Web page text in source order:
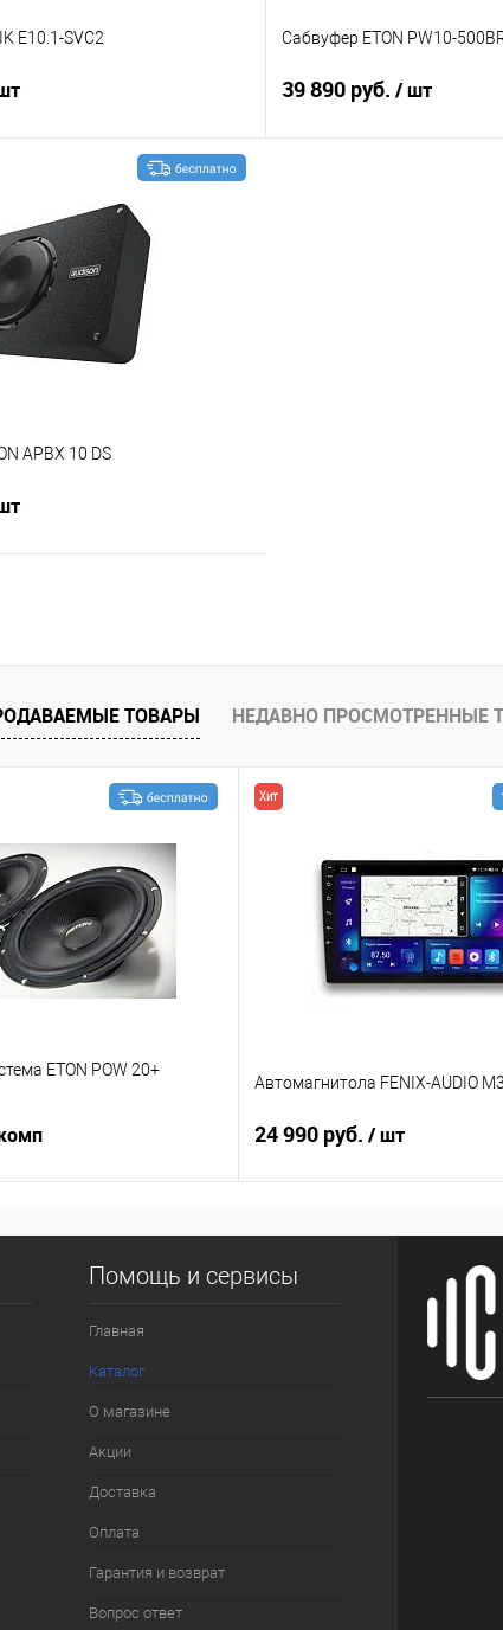
E10.1-SVC2
В избранное
Сабвуфер ETON PW10-
39 890 руб. / шт
APBX 10 DS
В избранное
ТОВАРЫ НЕДАВНО ПРОСМОТРЕННЫЕ
ETON POW 20+
Хит
Автомагнитола FENIX-AUDIO
24 990 руб. / шт
Помощь и сервисы
Главная
Каталог
О магазине
Акции
Доставка
Оплата
Гарантия и возврат
Вопрос ответ